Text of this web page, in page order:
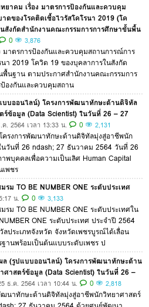
ทยาคม เรื่อง มาตรการป้องกันและควบคุม
ดของโรคติดเชื้อไวรัสโคโรนา 2019 (โค
สังกัดสำนักงานคณะกรรมการการศึกษาขั้นพื้น
0 3,876
มาตรการป้องกันและควบคุมสถานการณ์การ
า 2019 โควิด 19 ของบุคลาการในสังกัด
นฐาน ตามประกาศสำนักงานคณะกรรมการ
องกันและควบคุมสถาน
บบออนไลน์) โครงการพัฒนาทักษะด้านดิจิทัล
ข้อมูล (Data Scientist) ในวันที่ 26 – 27
ค. 2564 เวลา 13:33 น. 0 2,131
รงการพัฒนาทักษะด้านดิจิทัลมุ่งสู่อาชีพนัก
วันที่ 26 ndash; 27 ธันวาคม 2564 วันที่ 26
บุคคลเพื่อความเป็นเลิศ Human Capital
เพชร
รม TO BE NUMBER ONE ระดับประเทศ
น. 0 3,133
รม TO BE NUMBER ONE ระดับประเทศใน
ONE ระดับประเทศ ประจำปี 2564
ประเภทจังหวัด จังหวัดเพชรบูรณ์ได้เลื่อน
านพร้อมเป็นต้นแบบระดับเพชร ป
ล (รูปแบบออนไลน์) โครงการพัฒนาทักษะด้าน
าสตร์ข้อมูล (Data Scientist) ในวันที่ 26 –
ธ.ค. 2564 เวลา 10:44 น. 0 2,818
นาทักษะด้านดิจิทัลมุ่งสู่อาชีพนักวิทยาศาสตร์